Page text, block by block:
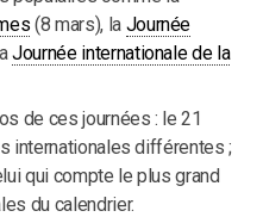
(8 mars), la Journée
Journée internationale de la
de ces journées : le 21
internationales différentes ;
qui compte le plus grand
du calendrier.